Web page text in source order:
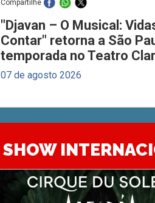
Compartilhe
"Djavan – O Musical:
Contar" retorna a São
temporada no Teatro
07 de agosto 2026
SHOW